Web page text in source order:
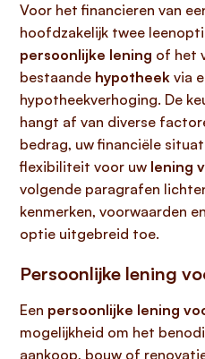
Voor het financieren van
hoofdzakelijk twee
persoonlijke lening of het
bestaande hypotheek via
hypotheekverhoging. De
hangt af van diverse
bedrag, uw financiële
flexibiliteit voor uw lening
volgende paragrafen
kenmerken, voorwaarden
optie uitgebreid toe.
Persoonlijke lening
Een persoonlijke lening
mogelijkheid om het
aankoop, bouw of